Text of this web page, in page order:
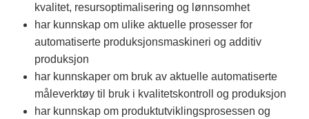
kvalitet, resursoptimalisering og lønnsomhet
har kunnskap om ulike aktuelle prosesser for
automatiserte produksjonsmaskineri og additiv
produksjon
har kunnskaper om bruk av aktuelle automatiserte
måleverktøy til bruk i kvalitetskontroll og produksjon
har kunnskap om produktutviklingsprosessen og